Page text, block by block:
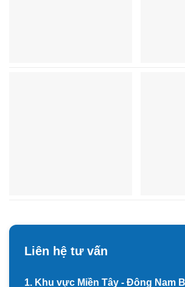
Liên hệ tư vấn
1. Khu vực Miền Tây - Đông Nam